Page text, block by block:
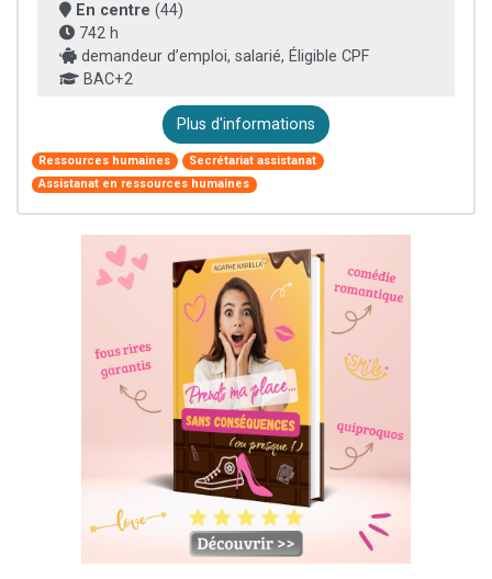
En centre (44)
742 h
demandeur d’emploi, salarié, Éligible CPF
BAC+2
Plus d'informations
Ressources humaines
Secrétariat assistanat
Assistanat en ressources humaines